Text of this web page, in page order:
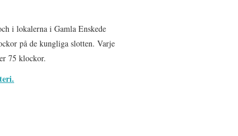
i lokalerna i Gamla Enskede
på de kungliga slotten. Varje
75 klockor.